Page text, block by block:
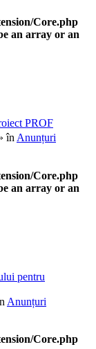
Core.php
an array or an
PROF
în Anunțuri
Core.php
an array or an
pentru
Anunțuri
Core.php